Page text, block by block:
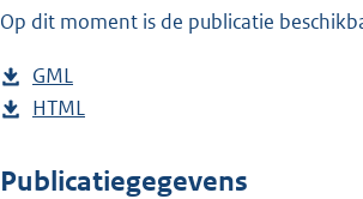
Op dit moment is de publicatie
D
o
n
GML
e
t
D
w
HTML
s
Publicatiegegevens